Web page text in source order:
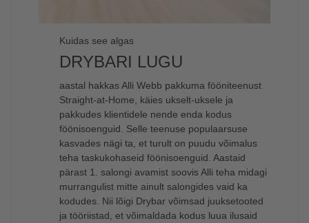
Kuidas see algas
DRYBARI LUGU
aastal hakkas Alli Webb pakkuma fööniteenust
Straight-at-Home, käies ukselt-uksele ja
pakkudes klientidele nende enda kodus
föönisoenguid. Selle teenuse populaarsuse
kasvades nägi ta, et turult on puudu võimalus
teha taskukohaseid föönisoenguid. Aastaid
pärast 1. salongi avamist soovis Alli teha midagi
murrangulist mitte ainult salongides vaid ka
kodudes. Nii lõigi Drybar võimsad juuksetooted
ja tööriistad, et võimaldada kodus luua ilusaid